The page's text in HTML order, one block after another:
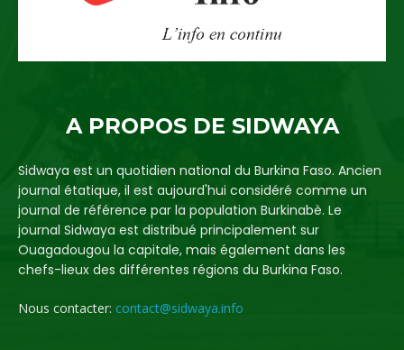
A PROPOS DE SIDWAYA
Sidwaya est un quotidien national du Burkina Faso. Ancien
journal étatique, il est aujourd'hui considéré comme un
journal de référence par la population Burkinabè. Le
journal Sidwaya est distribué principalement sur
Ouagadougou la capitale, mais également dans les
chefs-lieux des différentes régions du Burkina Faso.
Nous contacter: contact@sidwaya.info